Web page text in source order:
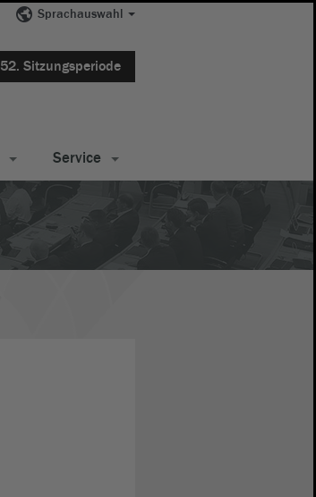
Sprachauswahl
52. Sitzungsperiode
Service